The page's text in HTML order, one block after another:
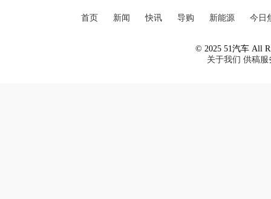
首页 新闻 快讯 导购 新能源 今日
© 2025 51汽车 All
关于我们 供稿服